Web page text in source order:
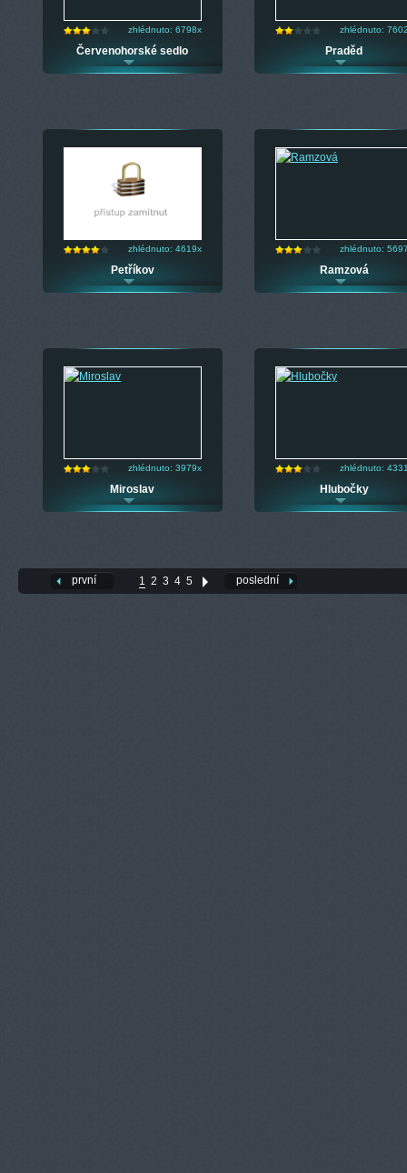
zhlédnuto: 6798x
Červenohorské sedlo
zhlédnuto:
Praděd
zhlédnuto: 4619x
Petříkov
zhlédnuto:
Ramzová
zhlédnuto: 3979x
Miroslav
zhlédnuto:
Hlubočky
první 1 2 3 4 5 poslední